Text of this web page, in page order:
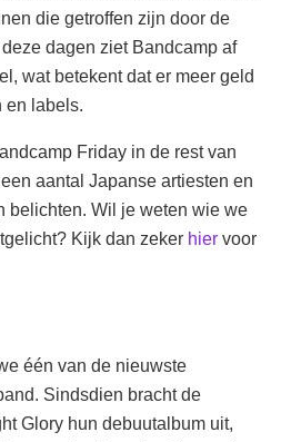
die getroffen zijn door de
dagen ziet Bandcamp af
wat betekent dat er meer geld
en labels.
Friday in de rest van
aantal Japanse artiesten en
belichten. Wil je weten wie we
Kijk dan zeker hier voor
één van de nieuwste
Sindsdien bracht de
Glory hun debuutalbum uit,